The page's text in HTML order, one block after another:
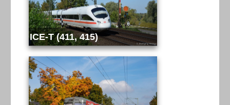
ICE-T (411, 415)